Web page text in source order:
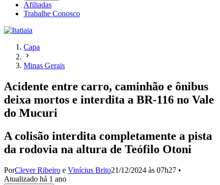
Afiliadas
Trabalhe Conosco
Capa
Minas Gerais
Acidente entre carro, caminhão e ônibus
deixa mortos e interdita a BR-116 no Vale
do Mucuri
A colisão interdita completamente a pista
da rodovia na altura de Teófilo Otoni
PorClever Ribeiro e Vinícius Brito21/12/2024 às 07h27 •
Atualizado há 1 ano